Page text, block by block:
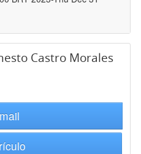
Castro Morales